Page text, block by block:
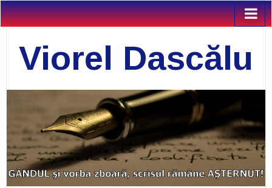
Viorel Dascălu